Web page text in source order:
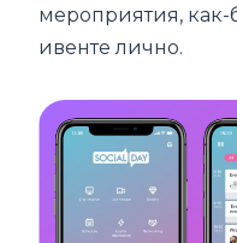
мероприятия, как-
ивенте лично.